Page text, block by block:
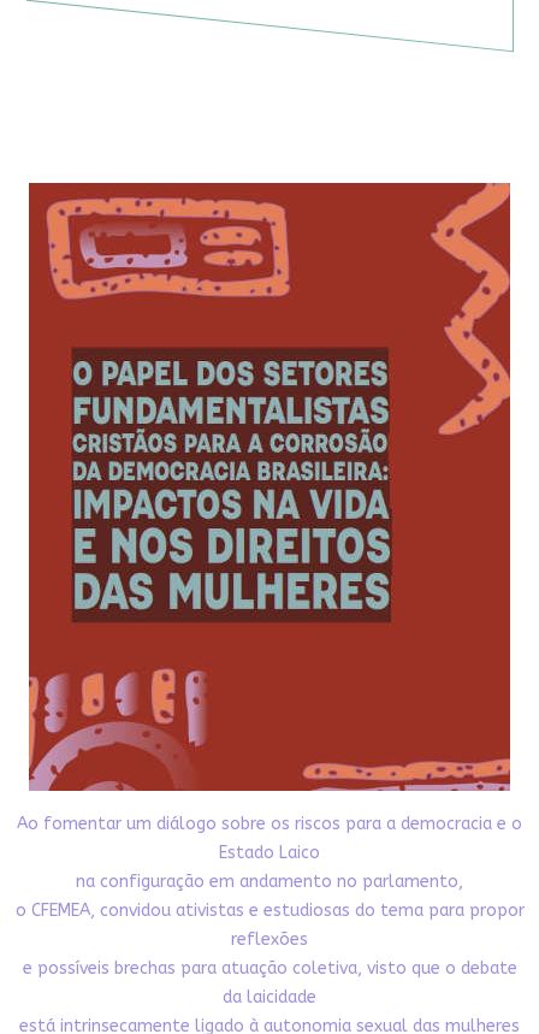
Ao fomentar um diálogo sobre os riscos para a democracia e o
Estado Laico
na configuração em andamento no parlamento,
o CFEMEA, convidou ativistas e estudiosas do tema para propor
reflexões
e possíveis brechas para atuação coletiva, visto que o debate
da laicidade
está intrinsecamente ligado à autonomia sexual das mulheres